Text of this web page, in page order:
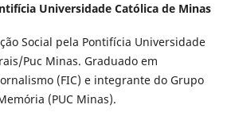
Universidade Católica de Minas
Social pela Pontifícia Universidade
Puc Minas. Graduado em
(FIC) e integrante do Grupo
(PUC Minas).